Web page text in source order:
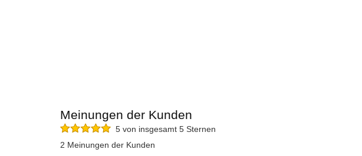
Meinungen der Kunden
5 von insgesamt 5 Sternen
2 Meinungen der Kunden